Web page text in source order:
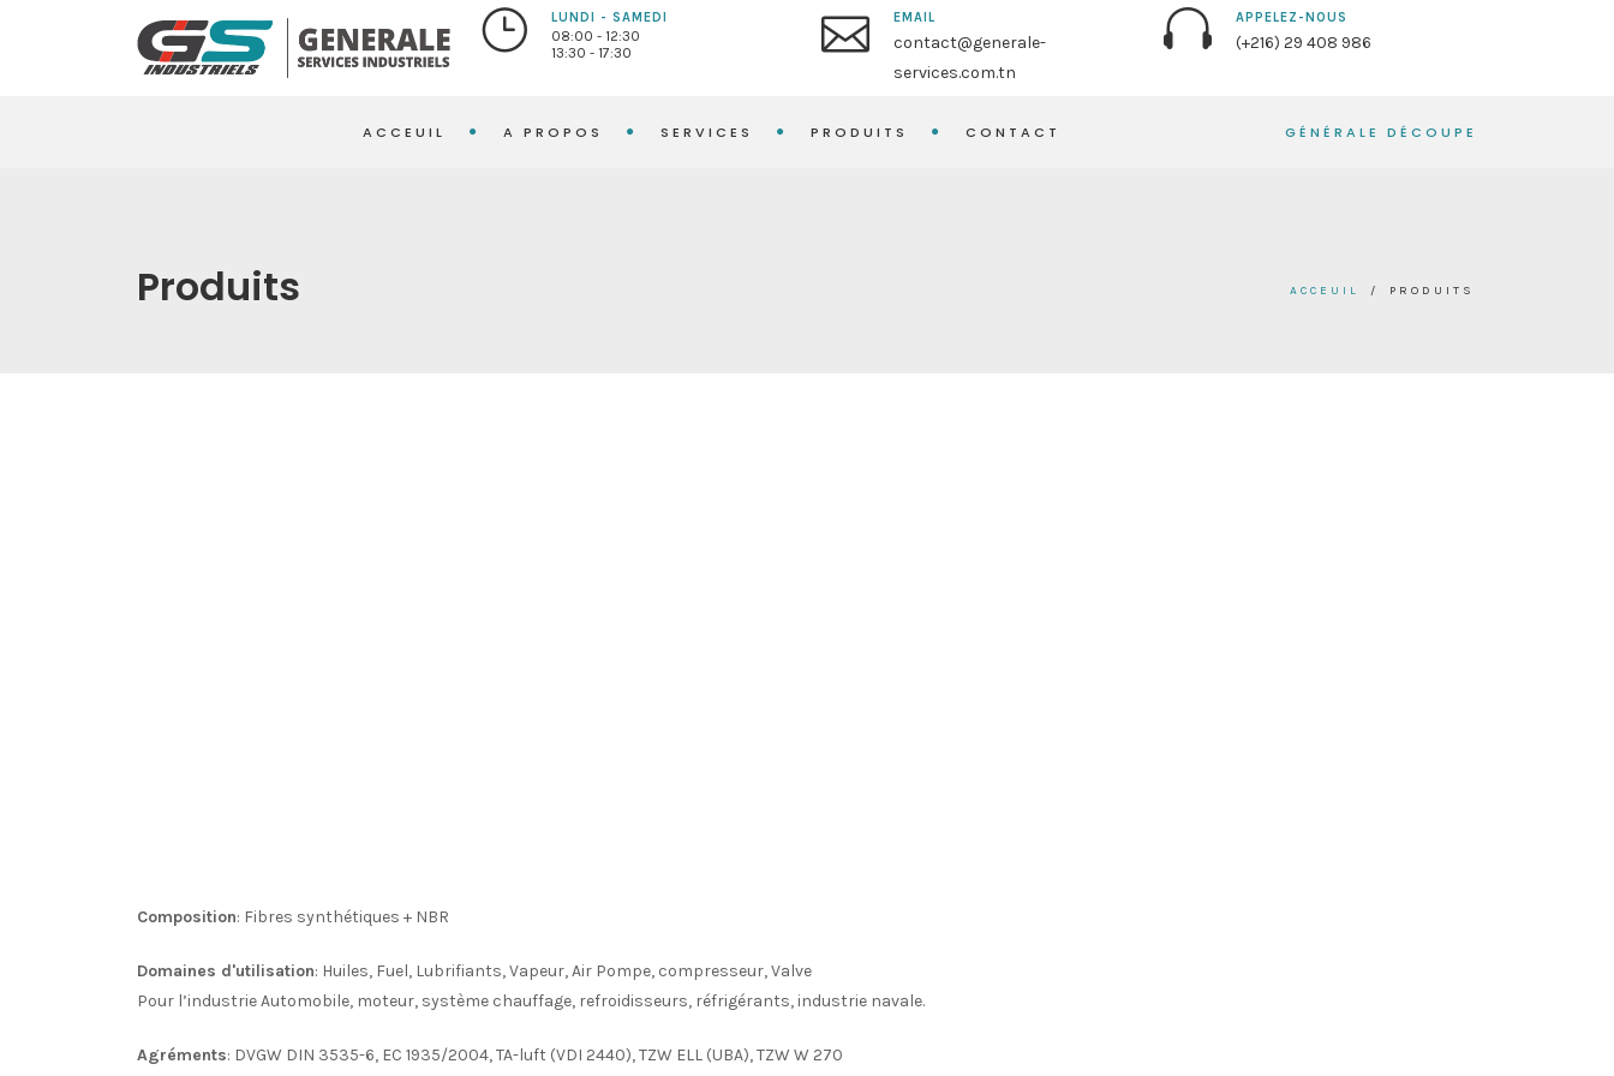
LUNDI - SAMEDI
08:00 - 12:30
13:30 - 17:30
EMAIL
contact@generale-
services.com.tn
APPELEZ-NOUS
(+216) 29 408 986
ACCEUIL A PROPOS SERVICES PRODUITS CONTACT GÉNÉRALE DÉCOUPE
Produits ACCEUIL / PRODUITS
Composition: Fibres synthétiques + NBR
Domaines d'utilisation: Huiles, Fuel, Lubrifiants, Vapeur, Air Pompe, compresseur, Valve
Pour l’industrie Automobile, moteur, système chauffage, refroidisseurs, réfrigérants, industrie navale.
Agréments: DVGW DIN 3535-6, EC 1935/2004, TA-luft (VDI 2440), TZW ELL (UBA), TZW W 270